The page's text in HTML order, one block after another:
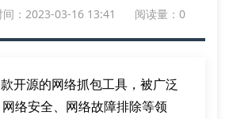
间：2023-03-16 13:41 阅读量：0
开源的网络抓包工具，被广泛
络安全、网络故障排除等领